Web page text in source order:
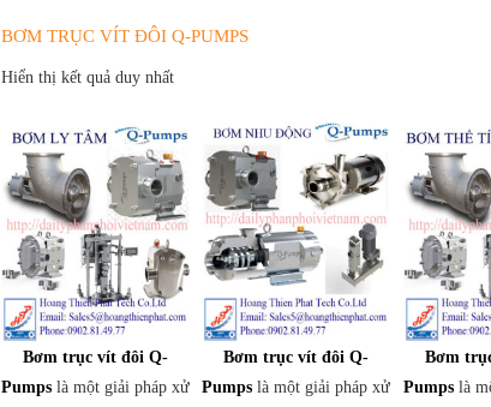
BƠM TRỤC VÍT ĐÔI Q-PUMPS
Hiển thị kết quả duy nhất
Bơm trục vít đôi Q-
Pumpslà một giải pháp xử
Bơm trục vít đôi Q-
Pumps là một giải pháp xử
Bơm
Pumpslà